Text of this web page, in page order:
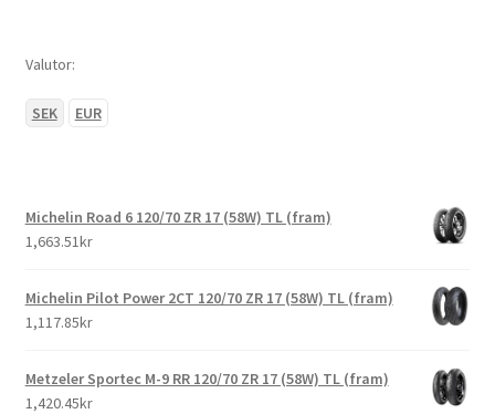
Valutor:
SEK EUR
Michelin Road 6 120/70 ZR 17 (58W) TL (fram)
1,663.51kr
Michelin Pilot Power 2CT 120/70 ZR 17 (58W) TL (fram)
1,117.85kr
Metzeler Sportec M-9 RR 120/70 ZR 17 (58W) TL (fram)
1,420.45kr